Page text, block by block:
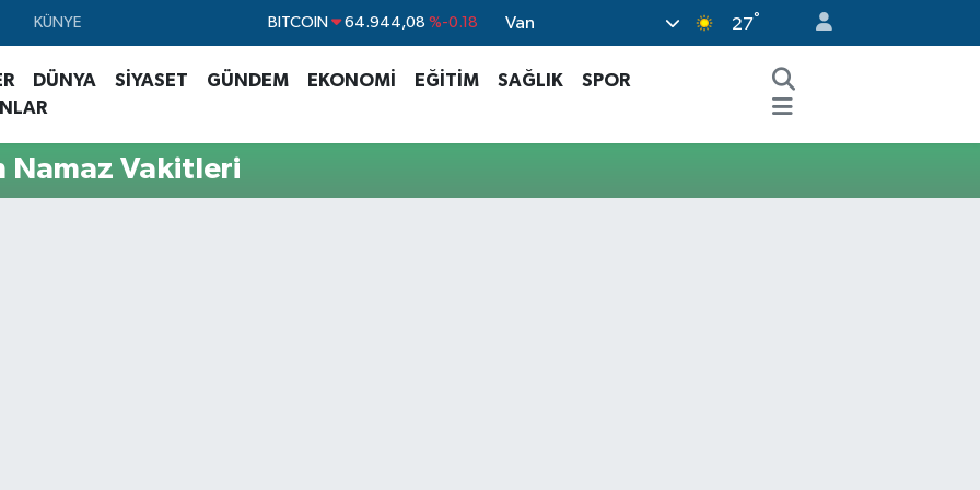
KÜNYE
DOLAR 47,7436 %0.18
EURO 55,2510 %0.32
Van 27°
DÜNYA SİYASET GÜNDEM EKONOMİ EĞİTİM SAĞLIK
SPOR
Namaz Vakitleri